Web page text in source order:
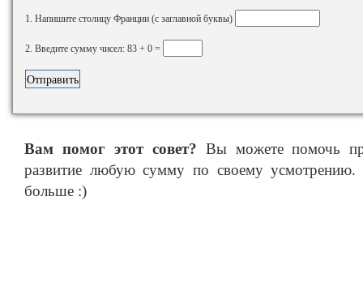
1. Напишите столицу Франции (с заглавной буквы)
2. Введите сумму чисел: 83 + 0 =
Вам помог этот совет? Вы можете помочь
развитие любую сумму по своему
больше :)